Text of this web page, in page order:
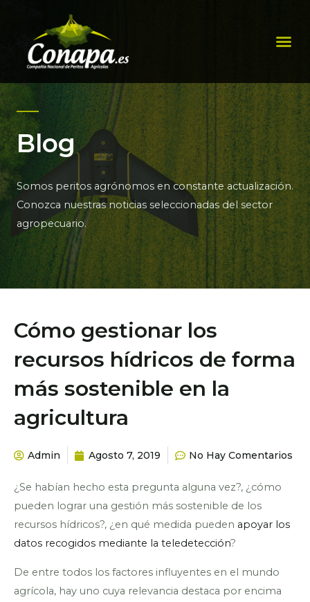
contenido
Blog
Somos peritos agrónomos en constante actualización.
Conozca nuestras noticias seleccionadas del sector
agropecuario.
Cómo gestionar los
recursos hídricos de forma
más sostenible en la
agricultura
Admin Agosto 7, 2019 No Hay Comentarios
¿Se habían hecho esta pregunta alguna vez?, ¿cómo
pueden lograr una gestión más sostenible de los
recursos hídricos?, ¿en qué medida pueden apoyar los
datos recogidos mediante la teledetección?
De entre todos los factores influyentes en el mundo
agrícola, hay uno cuya relevancia destaca por encima